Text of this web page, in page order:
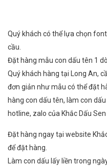
Quý khách có thể lựa chọn
cầu.
Đặt hàng mẫu con dấu tên 1
Quý khách hàng tại Long An,
đơn giản như mẫu có thể đặt
hàng con dấu tên, làm con
hotline, zalo của Khắc Dấu Sen
Đặt hàng ngay tại website
để đặt hàng.
Làm con dấu lấy liền trong